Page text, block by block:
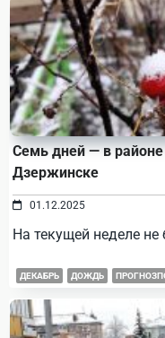
Семь дней — в
Дзержинске
01.12.2025
На текущей неделе не
ДЕКАБРЬ ДОЖДЬ